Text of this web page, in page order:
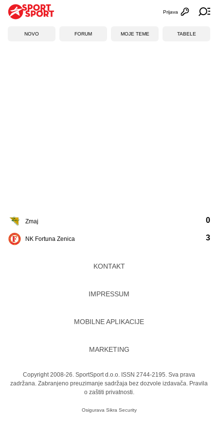
Otvori
Prijava
NOVO FORUM MOJE TEME TABELE
Zmaj
NK Fortuna Zenica
0
3
KONTAKT
IMPRESSUM
MOBILNE APLIKACIJE
MARKETING
Copyright 2008-26. SportSport d.o.o. ISSN 2744-2195. Sva prava
zadržana. Zabranjeno preuzimanje sadržaja bez dozvole izdavača. Pravila
o zaštiti privatnosti.
Osigurava Sikra Security